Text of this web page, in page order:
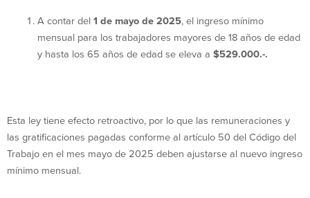
A contar del1 de mayo de 2025, el ingreso mínimo
mensual para los trabajadores mayores de 18 años de edad
y hasta los 65 años de edad se eleva a $529.000.-.
Esta ley tiene efecto retroactivo, por lo que las remuneraciones y
las gratificaciones pagadas conforme al artículo 50 del Código del
Trabajo en el mes mayo de 2025 deben ajustarse al nuevo ingreso
mínimo mensual.